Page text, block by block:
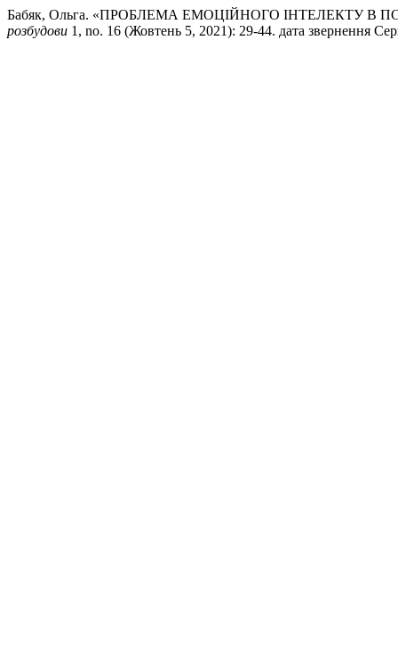
Бабяк, Ольга. «ПРОБЛЕМА ЕМОЦІЙНОГО ІНТЕЛЕКТУ В
розбудови 1, no. 16 (Жовтень 5, 2021): 29-44. дата звернення